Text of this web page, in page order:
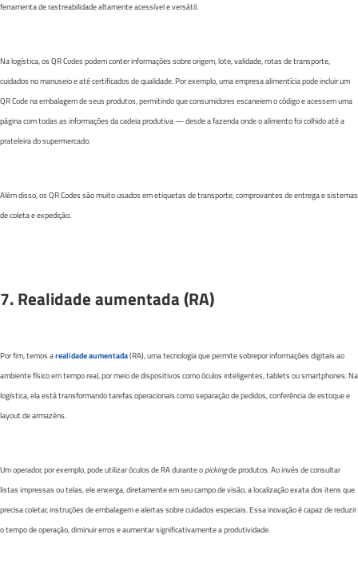
ferramenta de rastreabilidade altamente acessível e versátil.
Na logística, os QR Codes podem conter informações sobre origem, lote, validade, rotas de transporte,
cuidados no manuseio e até certificados de qualidade. Por exemplo, uma empresa alimentícia pode incluir um
QR Code na embalagem de seus produtos, permitindo que consumidores escaneiem o código e acessem uma
página com todas as informações da cadeia produtiva — desde a fazenda onde o alimento foi colhido até a
prateleira do supermercado.
Além disso, os QR Codes são muito usados em etiquetas de transporte, comprovantes de entrega e sistemas
de coleta e expedição.
7. Realidade aumentada (RA)
Por fim, temos arealidade aumentada(RA), uma tecnologia que permite sobrepor informações digitais ao
ambiente físico em tempo real, por meio de dispositivos como óculos inteligentes, tablets ou smartphones. Na
logística, ela está transformando tarefas operacionais como separação de pedidos, conferência de estoque e
layout de armazéns.
Um operador, por exemplo, pode utilizar óculos de RA durante opickingde produtos. Ao invés de consultar
listas impressas ou telas, ele enxerga, diretamente em seu campo de visão, a localização exata dos itens que
precisa coletar, instruções de embalagem e alertas sobre cuidados especiais. Essa inovação é capaz de reduzir
o tempo de operação, diminuir erros e aumentar significativamente a produtividade.